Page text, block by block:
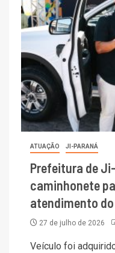
ATUAÇÃO JI-PARANÁ
Prefeitura de
caminhonete
atendimento
27 de julho de 2026
Veículo foi